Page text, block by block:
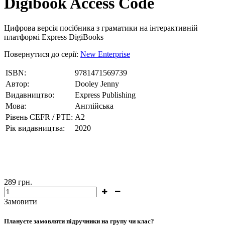
Цифрова версія посібника з граматики на інтерактивній
платформі Express DigiBooks
Повернутися до серії: New Enterprise
ISBN:
9781471569739
Автор:
Dooley Jenny
Видавництво:
Express Publishing
Мова:
Англійська
Рівень CEFR / PTE: А2
Рік видавництва:
2020
289 грн.
Замовити
Плануєте замовляти підручники на групу чи клас?